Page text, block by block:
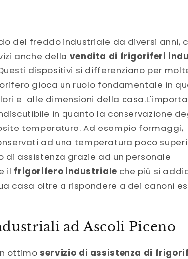
del freddo industriale da diversi anni,
anche della vendita di frigoriferi
dispositivi si differenziano per
gioca un ruolo fondamentale in
e alle dimensioni della
in quanto la conservazione
temperature. Ad esempio formaggi,
ad una temperatura poco
di assistenza grazie ad un personale
il frigorifero industriale che più si
casa oltre a rispondere a dei canoni
ad Ascoli Piceno
ottimo servizio di assistenza di